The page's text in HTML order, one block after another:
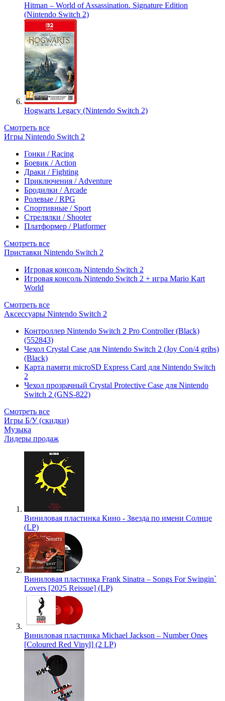
Hitman – World of Assassination. Signature Edition
(Nintendo Switch 2)
Hogwarts Legacy (Nintendo Switch 2)
Смотреть все
Игры Nintendo Switch 2
Гонки / Racing
Боевик / Action
Драки / Fighting
Приключения / Adventure
Бродилки / Arcade
Ролевые / RPG
Спортивные / Sport
Стрелялки / Shooter
Платформер / Platformer
Смотреть все
Приставки Nintendo Switch 2
Игровая консоль Nintendo Switch 2
Игровая консоль Nintendo Switch 2 + игра Mario Kart
World
Смотреть все
Аксессуары Nintendo Switch 2
Контроллер Nintendo Switch 2 Pro Controller (Black)
(552843)
Чехол Сrystal Сase для Nintendo Switch 2 (Joy Con/4 gribs)
(Black)
Карта памяти microSD Express Card для Nintendo Switch
2
Чехол прозрачный Crystal Protective Case для Nintendo
Switch 2 (GNS-822)
Смотреть все
Игры Б/У (скидки)
Музыка
Лидеры продаж
Виниловая пластинка Кино - Звезда по имени Солнце
(LP)
Виниловая пластинка Frank Sinatra – Songs For Swingin`
Lovers [2025 Reissue] (LP)
Виниловая пластинка Michael Jackson – Number Ones
[Coloured Red Vinyl] (2 LP)